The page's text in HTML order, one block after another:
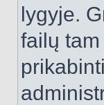
lygyje.
failų